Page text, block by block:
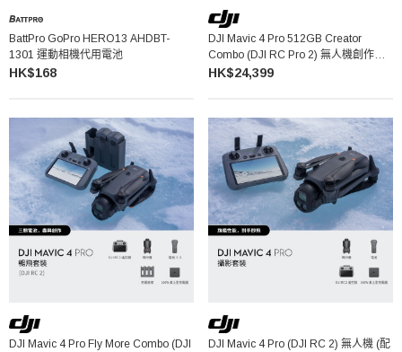
BattPro GoPro HERO13 AHDBT-
1301 運動相機代用電池
HK$168
DJI Mavic 4 Pro 512GB Creator
Combo (DJI RC Pro 2) 無人機創作者
套裝 (配備 DJI RC Pro 2 遙控器)
HK$24,399
DJI Mavic 4 Pro Fly More Combo (DJI
DJI Mavic 4 Pro (DJI RC 2) 無人機 (配